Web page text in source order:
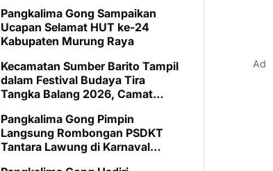
Pangkalima Gong Sampaikan
Ucapan Selamat HUT ke-24
Kabupaten Murung Raya
Kecamatan Sumber Barito Tampil
dalam Festival Budaya Tira
Tangka Balang 2026, Camat
Pangkalima Gong Pimpin
Langsung Rombongan PSDKT
Tantara Lawung di Karnaval
Ad